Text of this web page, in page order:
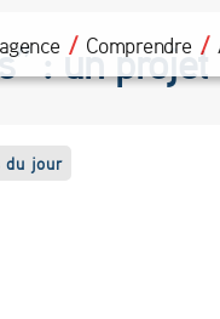
Comprendre
: un
du jour